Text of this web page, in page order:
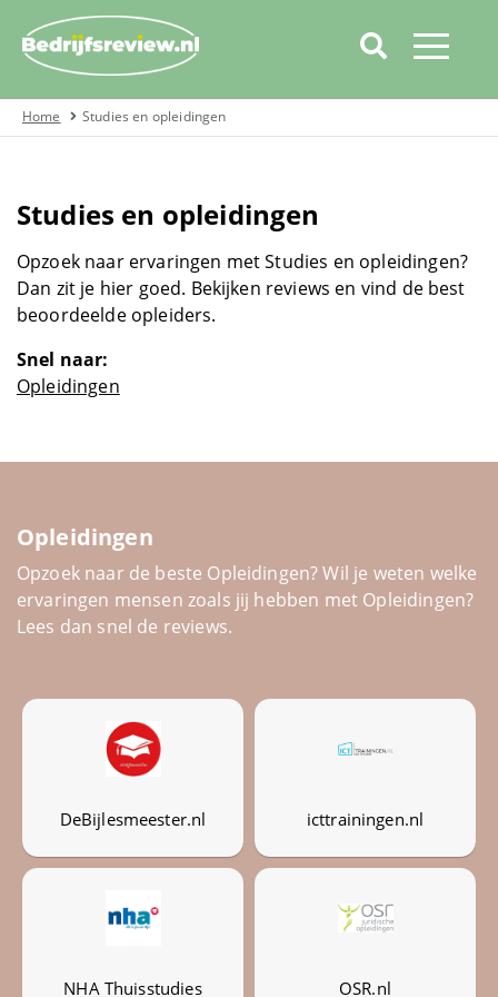
Home
Automotive
Boeken
Cadeau
Diensten
Energie
Entertainment
Eten en drinken
Over bedrijfsreview
Home Studies en opleidingen
Studies en opleidingen
Opzoek naar ervaringen met Studies en opleidingen?
Dan zit je hier goed. Bekijken reviews en vind de best
beoordeelde opleiders.
Snel naar:
Opleidingen
Opleidingen
Opzoek naar de beste Opleidingen? Wil je weten welke
ervaringen mensen zoals jij hebben met Opleidingen?
Lees dan snel de reviews.
DeBijlesmeester.nl icttrainingen.nl
NHA Thuisstudies OSR.nl